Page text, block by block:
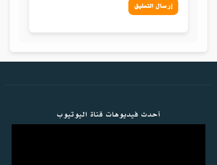
إرسال التعليق
أحدث فيديوهات قناة اليوتيوب